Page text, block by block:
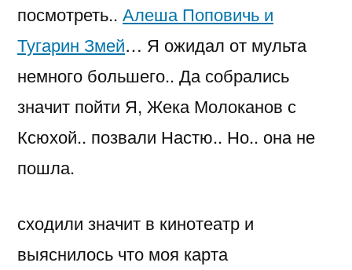
посмотреть.. Алеша Поповичь и
Тугарин Змей… Я ожидал от мульта
немного большего.. Да собрались
значит пойти Я, Жека Молоканов с
Ксюхой.. позвали Настю.. Но.. она не
пошла.
сходили значит в кинотеатр и
выяснилось что моя карта